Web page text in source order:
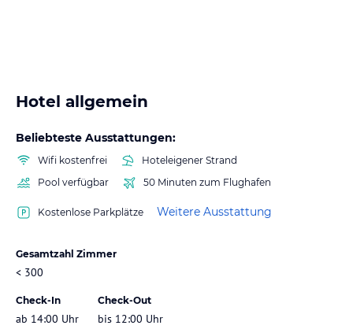
Hotel allgemein
Beliebteste Ausstattungen:
Wifi kostenfrei
Hoteleigener Strand
Pool verfügbar
50 Minuten zum Flughafen
Kostenlose Parkplätze Weitere Ausstattung
Gesamtzahl Zimmer
< 300
Check-In
ab 14:00 Uhr
Check-Out
bis 12:00 Uhr